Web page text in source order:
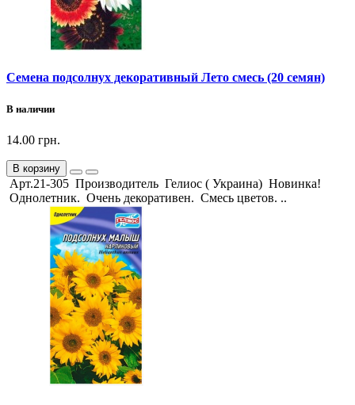
Семена подсолнух декоративный Лето смесь (20 семян)
В наличии
14.00 грн.
В корзину
Арт.21-305 Производитель Гелиос ( Украина) Новинка!
Однолетник. Очень декоративен. Смесь цветов. ..